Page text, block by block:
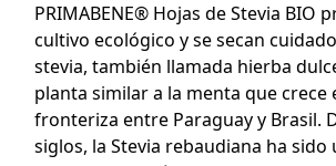
PRIMABENE® Hojas de Stevia BIO
cultivo ecológico y se secan
stevia, también llamada hierba
planta similar a la menta que crece
fronteriza entre Paraguay y Brasil.
siglos, la Stevia rebaudiana ha